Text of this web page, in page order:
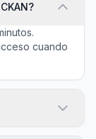
cuando